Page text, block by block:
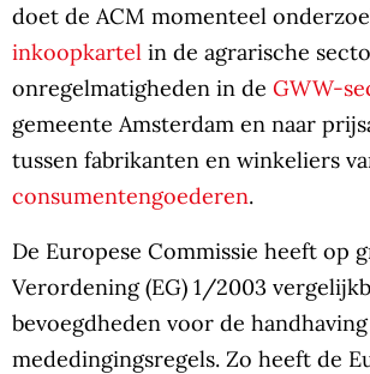
doet de ACM momenteel
inkoopkartel in de agrarische
onregelmatigheden in de GWW-
gemeente Amsterdam en naar
tussen fabrikanten en winkeliers
consumentengoederen.
De Europese Commissie heeft op
Verordening (EG) 1/2003
bevoegdheden voor de
mededingingsregels. Zo heeft de